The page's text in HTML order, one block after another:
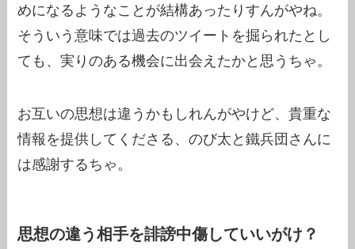
めになるようなことが結構あったりすんがやね。
そういう意味では過去のツイートを掘られたとし
ても、実りのある機会に出会えたかと思うちゃ。
お互いの思想は違うかもしれんがやけど、貴重な
情報を提供してくださる、のび太と鐵兵団さんに
は感謝するちゃ。
思想の違う相手を誹謗中傷していいがけ？